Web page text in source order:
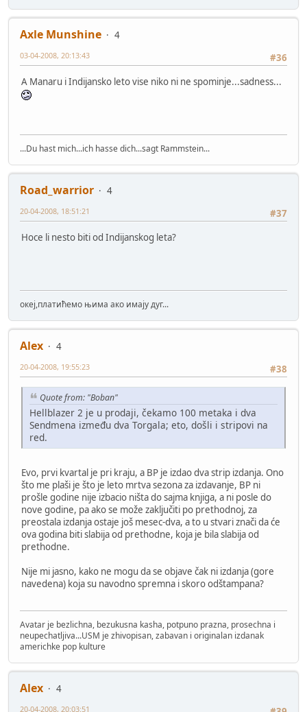
Axle Munshine
4
#36
03-04-2008, 20:13:43
A Manaru i Indijansko leto vise niko ni ne spominje...sadness...
...Du hast mich...ich hasse dich...sagt Rammstein...
Road_warrior
4
#37
20-04-2008, 18:51:21
Hoce li nesto biti od Indijanskog leta?
океј,платићемо њима ако имају дуг...
Alex
4
#38
20-04-2008, 19:55:23
Quote from: "Boban"
Hellblazer 2 je u prodaji, čekamo 100 metaka i dva
Sendmena između dva Torgala; eto, došli i stripovi na
red.
Evo, prvi kvartal je pri kraju, a BP je izdao dva strip izdanja. Ono
što me plaši je što je leto mrtva sezona za izdavanje, BP ni
prošle godine nije izbacio ništa do sajma knjiga, a ni posle do
nove godine, pa ako se može zaključiti po prethodnoj, za
preostala izdanja ostaje još mesec-dva, a to u stvari znači da će
ova godina biti slabija od prethodne, koja je bila slabija od
prethodne.
Nije mi jasno, kako ne mogu da se objave čak ni izdanja (gore
navedena) koja su navodno spremna i skoro odštampana?
Avatar je bezlichna, bezukusna kasha, potpuno prazna, prosechna i
neupechatljiva...USM je zhivopisan, zabavan i originalan izdanak
americhke pop kulture
Alex
4
20-04-2008, 20:03:51